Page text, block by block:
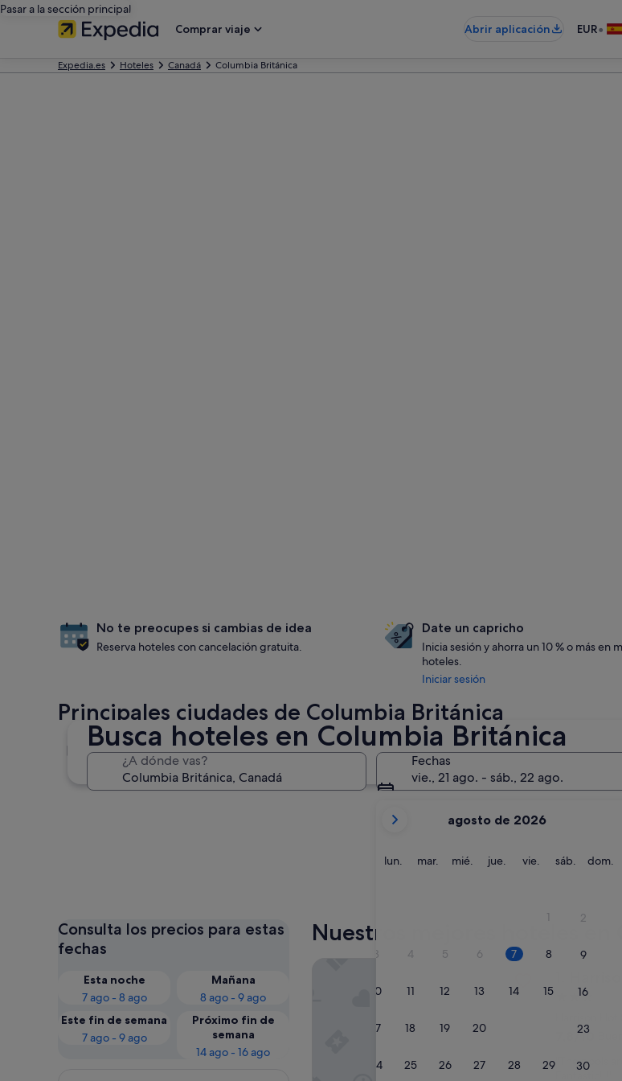
Pasar a la sección principal
Comprar viaje
Abrir aplicación EUR•
Expedia.es Hoteles Canadá Columbia Británica
Busca hoteles en Columbia Británica
¿A dónde vas?
Fechas
vie., 21 ago. - sáb., 22 ago.
meses
son
y
September
de
agosto de 2026
lun. lunesmar. martes
mié. miércoles
jue. jueves
vie. viernes
sáb. sábado
dom.
1 2
3 4 5 6 7 8 9
10 11 12 13 14 15 16
17 18 19 20 23
24 25 26 27 28 29 30
No te preocupes si cambias de idea
Reserva hoteles con cancelación gratuita.
Date un capricho
Inicia sesión y ahorra un 10 % o más en
hoteles.
Iniciar sesión
Principales ciudades de Columbia Británica
Vancouver Victoria
Consulta los precios para estas
fechas
Esta noche
7 ago - 8 ago
Mañana
8 ago - 9 ago
Este fin de semana
7 ago - 9 ago
Próximo fin de
semana
14 ago - 16 ago
Nuestros mejores hoteles en
Alojamiento
3.0 estrellas
10,
7,8/10
""The pools
Harrison Hot Springs Resort and Spa